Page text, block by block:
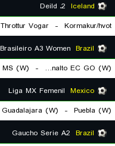
Iceland
Kormakur/hvot
-
Throttur Vogar
Brazil
Planalto EC GO (W)
-
۲۲:۳۰Mexico
Puebla (W)
-
Brazil